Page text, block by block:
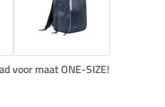
voor maat ONE-SIZE!